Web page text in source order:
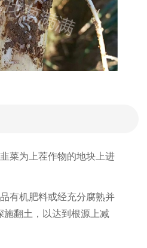
菜为上茬作物的地块上进
有机肥料或经充分腐熟并
施翻土，以达到根源上减